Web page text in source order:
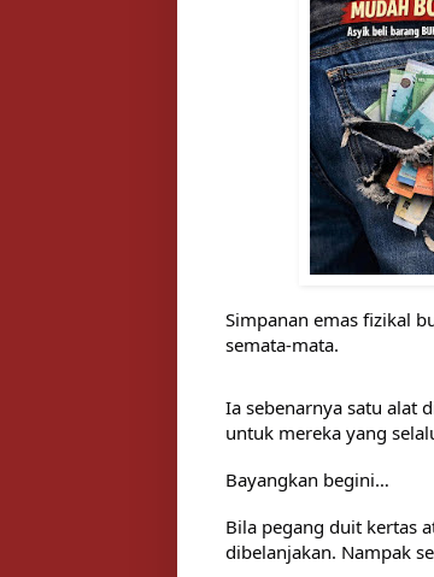
Simpanan emas fizikal
semata-mata.
Ia sebenarnya satu alat
untuk mereka yang
Bayangkan begini…
Bila pegang duit kertas
dibelanjakan. Nampak